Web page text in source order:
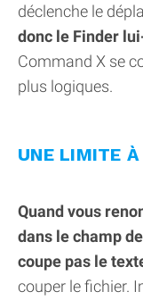
déclenche le
donc le Finder
Command X se
plus logiques.
UNE LIMITE
Quand vous
dans le champ
coupe pas le
couper le fichier.